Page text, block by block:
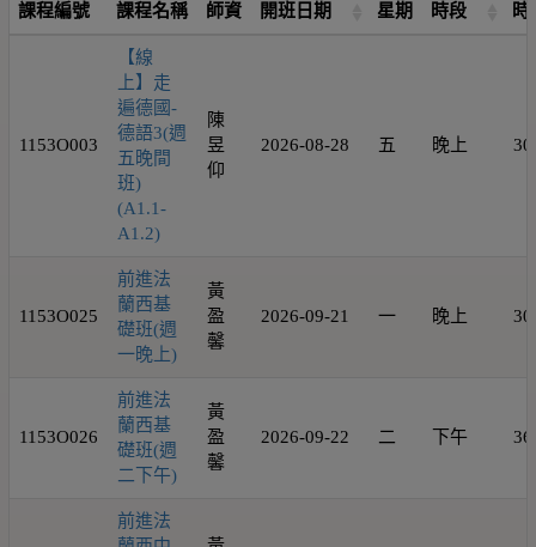
課程編號 課程名稱 師資 開班日期 星期 時段 時
1153O003
【線
上】走
遍德國-
德語3(週
五晚間
班)
(A1.1-
A1.2)
陳
昱
仰
2026-08-28 五 晚上 30
1153O025
前進法
蘭西基
礎班(週
一晚上)
黃
盈
馨
2026-09-21 一 晚上 30
1153O026
前進法
蘭西基
礎班(週
二下午)
黃
盈
馨
2026-09-22 二 下午 36
前進法